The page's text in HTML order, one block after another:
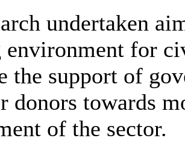
undertaken
environment for
the support of
donors towards
of the sector.